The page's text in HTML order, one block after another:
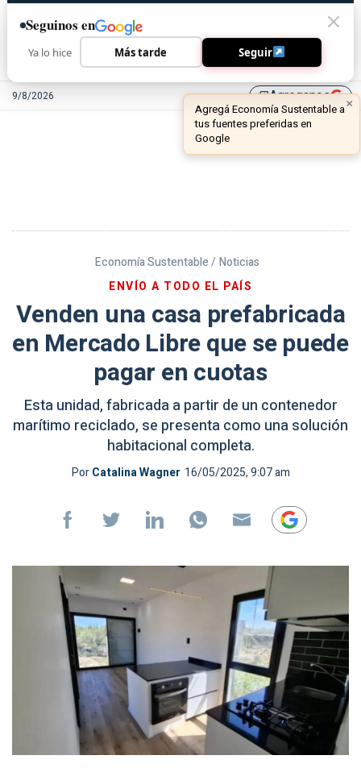
9/8/2026 library_addAgreganos
Economía Sustentable / Noticias
ENVÍO A TODO EL PAÍS
Venden una casa prefabricada
en Mercado Libre que se puede
pagar en cuotas
Esta unidad, fabricada a partir de un contenedor
marítimo reciclado, se presenta como una solución
habitacional completa.
PorCatalina Wagner 16/05/2025, 9:07 am
Seguinos en
Ya lo hice Más tarde Seguir